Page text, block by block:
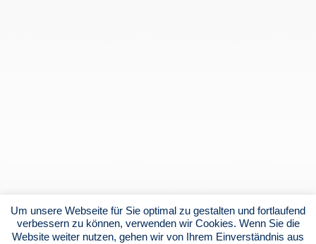
Um unsere Webseite für Sie optimal zu gestalten und fortlaufend
verbessern zu können, verwenden wir Cookies. Wenn Sie die
Website weiter nutzen, gehen wir von Ihrem Einverständnis aus